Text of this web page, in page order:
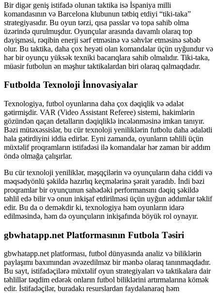
Bir digər geniş istifadə olunan taktika isə İspaniya milli
komandasının və Barcelona klubunun tətbiq etdiyi “tiki-taka”
strategiyasıdır. Bu oyun tərzi, qısa passlar və topa sahib olma
üzərində qurulmuşdur. Oyunçular arasında davamlı olaraq top
dəyişməsi, rəqibin enerji sərf etməsinə və səhvlər etməsinə səbəb
olur. Bu taktika, daha çox heyəti olan komandalar üçün uyğundur və
hər bir oyunçu yüksək texniki bacarıqlara sahib olmalıdır. Tiki-taka,
müasir futbolun ən məşhur taktikalardan biri olaraq qalmaqdadır.
Futbolda Texnoloji İnnovasiyalar
Texnologiya, futbol oyunlarına daha çox dəqiqlik və ədalət
gətirmişdir. VAR (Video Assistant Referee) sistemi, hakimlərin
gözündən qaçan detalların dəqiqliklə incələnməsinə imkan tanıyır.
Bəzi mütəxəssislər, bu cür texnoloji yeniliklərin futbolu daha ədalətli
hala gətirdiyini iddia edirlər. Eyni zamanda, oyunların təhlili üçün
müxtəlif proqramların istifadəsi ilə komandalar hər zaman bir addım
öndə olmağa çalışırlar.
Bu cür texnoloji yeniliklər, məşqçilərin və oyunçuların daha ciddi və
məqsədyönlü şəkildə hazırlıq keçmələrinə şərait yaradıb. İndi bəzi
proqramlar bir oyunçunun sahədəki performansını dəqiq şəkildə
təhlil edə bilir və onun inkişaf etdirilməsi üçün uyğun addımlar təklif
edir. Bu da o deməkdir ki, texnologiya həm oyunların idarə
edilməsində, həm də oyunçuların inkişafında böyük rol oynayır.
gbwhatapp.net Platformasının Futbola Təsiri
gbwhatapp.net platforması, futbol dünyasında analiz və biliklərin
paylaşımı baxımından əvəzedilməz bir mənbə olaraq tanınmaqdadır.
Bu sayt, istifadəçilərə müxtəlif oyun strategiyaları və taktikalara dair
təhlillər təqdim edərək onların futbol biliklərini artırmalarına kömək
edir. İstifadəçilər, buradakı resurslardan faydalanaraq həm